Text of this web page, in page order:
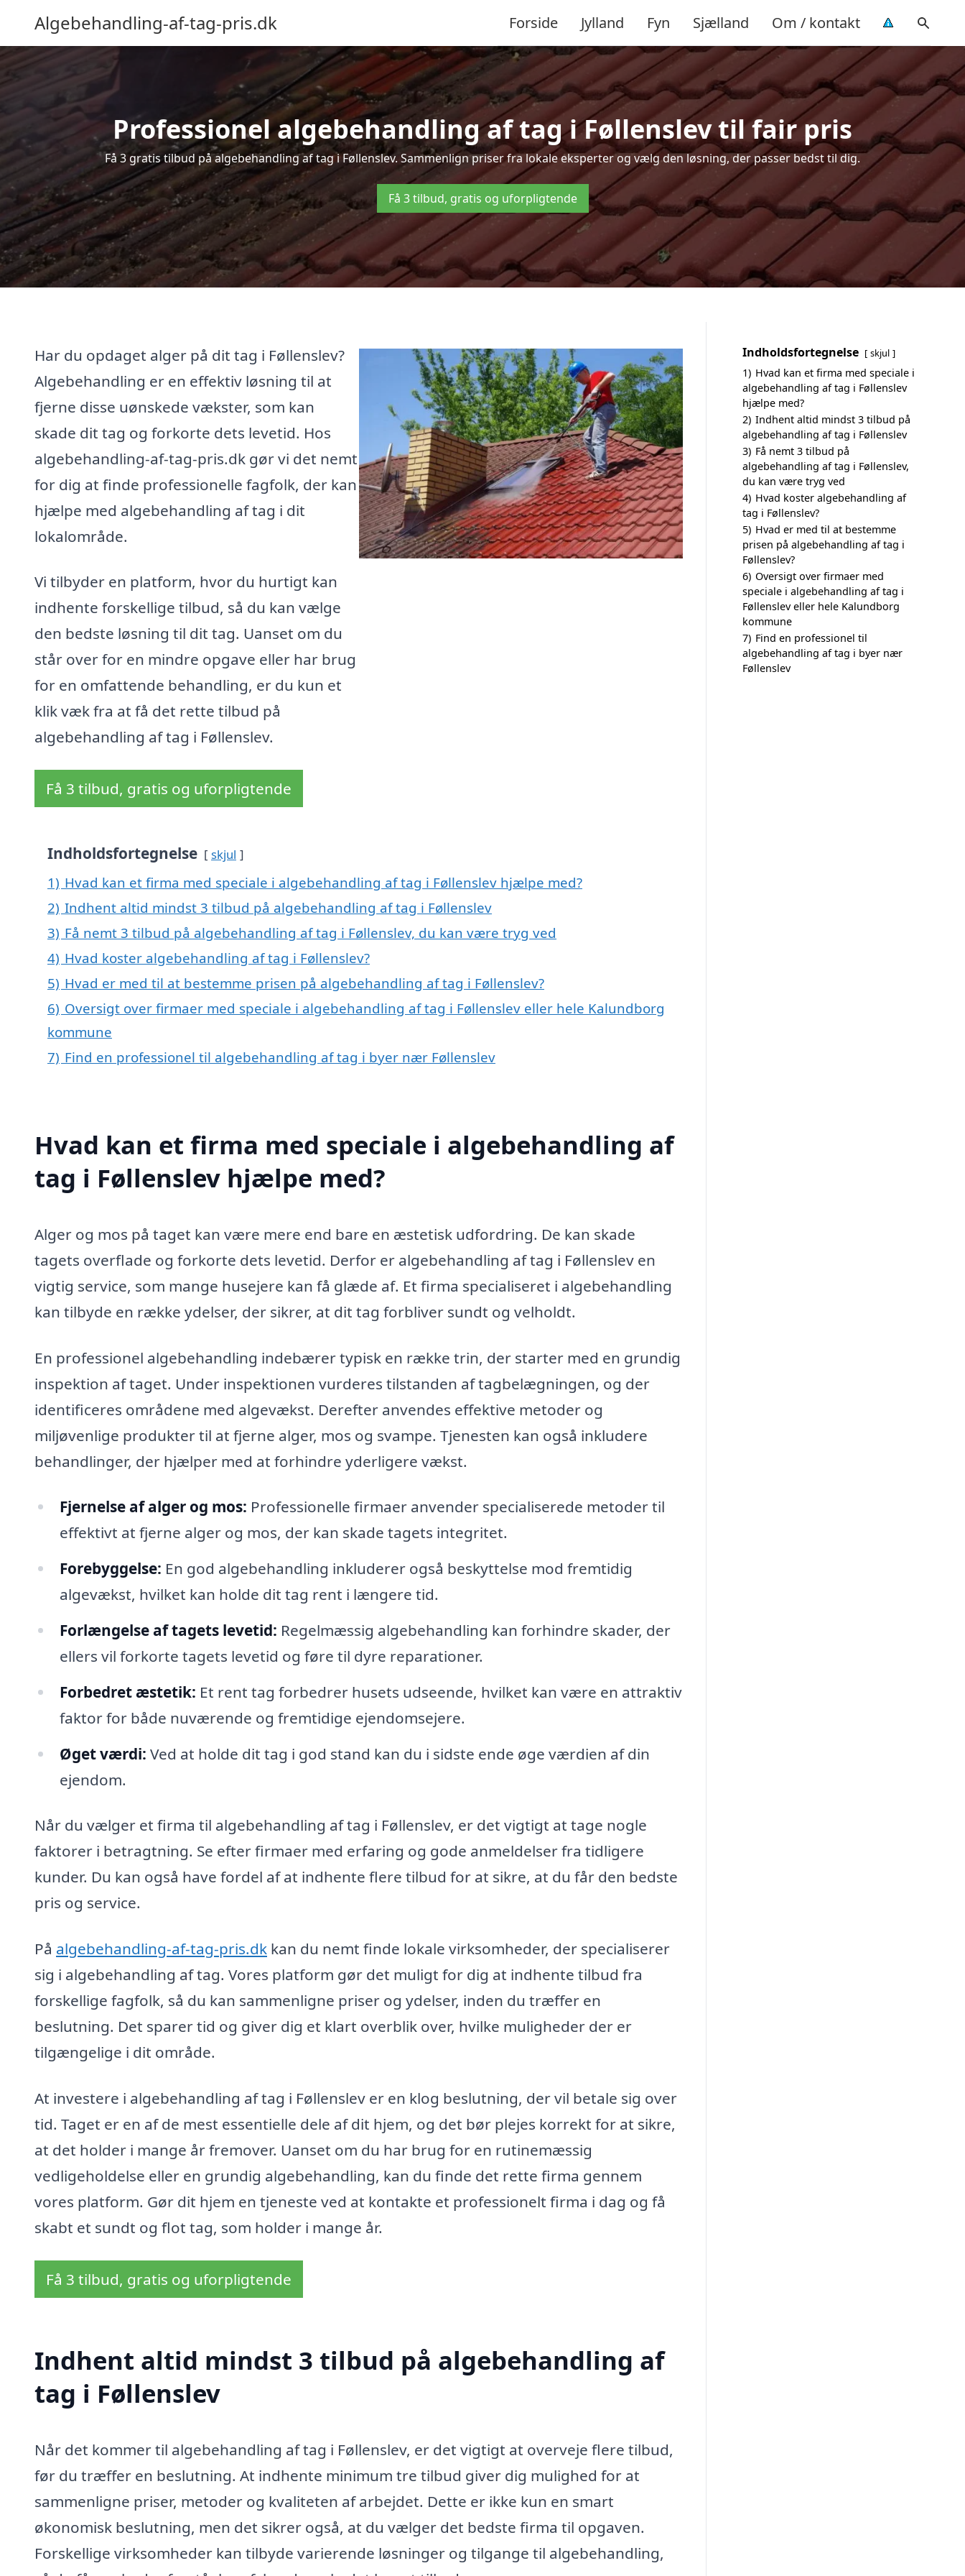
Algebehandling-af-tag-pris.dk Forside Jylland Fyn Sjælland Om / kontakt
Professionel algebehandling af tag i Føllenslev til fair pris
Få 3 gratis tilbud på algebehandling af tag i Føllenslev. Sammenlign priser fra lokale eksperter og vælg den løsning, der passer bedst til dig.
Få 3 tilbud, gratis og uforpligtende
Har du opdaget alger på dit tag i Føllenslev?
Algebehandling er en effektiv løsning til at
fjerne disse uønskede vækster, som kan
skade dit tag og forkorte dets levetid. Hos
algebehandling-af-tag-pris.dk gør vi det nemt
for dig at finde professionelle fagfolk, der kan
hjælpe med algebehandling af tag i dit
lokalområde.
Vi tilbyder en platform, hvor du hurtigt kan
indhente forskellige tilbud, så du kan vælge
den bedste løsning til dit tag. Uanset om du
står over for en mindre opgave eller har brug
for en omfattende behandling, er du kun et
klik væk fra at få det rette tilbud på
algebehandling af tag i Føllenslev.
Få 3 tilbud, gratis og uforpligtende
Indholdsfortegnelse skjul
1) Hvad kan et firma med speciale i algebehandling af tag i Føllenslev hjælpe med?
2) Indhent altid mindst 3 tilbud på algebehandling af tag i Føllenslev
3) Få nemt 3 tilbud på algebehandling af tag i Føllenslev, du kan være tryg ved
4) Hvad koster algebehandling af tag i Føllenslev?
5) Hvad er med til at bestemme prisen på algebehandling af tag i Føllenslev?
6) Oversigt over firmaer med speciale i algebehandling af tag i Føllenslev eller hele Kalundborg
kommune
7) Find en professionel til algebehandling af tag i byer nær Føllenslev
Hvad kan et firma med speciale i algebehandling af
tag i Føllenslev hjælpe med?
Alger og mos på taget kan være mere end bare en æstetisk udfordring. De kan skade
tagets overflade og forkorte dets levetid. Derfor er algebehandling af tag i Føllenslev en
vigtig service, som mange husejere kan få glæde af. Et firma specialiseret i algebehandling
kan tilbyde en række ydelser, der sikrer, at dit tag forbliver sundt og velholdt.
En professionel algebehandling indebærer typisk en række trin, der starter med en grundig
inspektion af taget. Under inspektionen vurderes tilstanden af tagbelægningen, og der
identificeres områdene med algevækst. Derefter anvendes effektive metoder og
miljøvenlige produkter til at fjerne alger, mos og svampe. Tjenesten kan også inkludere
behandlinger, der hjælper med at forhindre yderligere vækst.
Fjernelse af alger og mos: Professionelle firmaer anvender specialiserede metoder til
effektivt at fjerne alger og mos, der kan skade tagets integritet.
Forebyggelse: En god algebehandling inkluderer også beskyttelse mod fremtidig
algevækst, hvilket kan holde dit tag rent i længere tid.
Forlængelse af tagets levetid: Regelmæssig algebehandling kan forhindre skader, der
ellers vil forkorte tagets levetid og føre til dyre reparationer.
Forbedret æstetik: Et rent tag forbedrer husets udseende, hvilket kan være en attraktiv
faktor for både nuværende og fremtidige ejendomsejere.
Øget værdi: Ved at holde dit tag i god stand kan du i sidste ende øge værdien af din
ejendom.
Når du vælger et firma til algebehandling af tag i Føllenslev, er det vigtigt at tage nogle
faktorer i betragtning. Se efter firmaer med erfaring og gode anmeldelser fra tidligere
kunder. Du kan også have fordel af at indhente flere tilbud for at sikre, at du får den bedste
pris og service.
På algebehandling-af-tag-pris.dk kan du nemt finde lokale virksomheder, der specialiserer
sig i algebehandling af tag. Vores platform gør det muligt for dig at indhente tilbud fra
forskellige fagfolk, så du kan sammenligne priser og ydelser, inden du træffer en
beslutning. Det sparer tid og giver dig et klart overblik over, hvilke muligheder der er
tilgængelige i dit område.
At investere i algebehandling af tag i Føllenslev er en klog beslutning, der vil betale sig over
tid. Taget er en af de mest essentielle dele af dit hjem, og det bør plejes korrekt for at sikre,
at det holder i mange år fremover. Uanset om du har brug for en rutinemæssig
vedligeholdelse eller en grundig algebehandling, kan du finde det rette firma gennem
vores platform. Gør dit hjem en tjeneste ved at kontakte et professionelt firma i dag og få
skabt et sundt og flot tag, som holder i mange år.
Få 3 tilbud, gratis og uforpligtende
Indhent altid mindst 3 tilbud på algebehandling af
tag i Føllenslev
Når det kommer til algebehandling af tag i Føllenslev, er det vigtigt at overveje flere tilbud,
før du træffer en beslutning. At indhente minimum tre tilbud giver dig mulighed for at
sammenligne priser, metoder og kvaliteten af arbejdet. Dette er ikke kun en smart
økonomisk beslutning, men det sikrer også, at du vælger det bedste firma til opgaven.
Forskellige virksomheder kan tilbyde varierende løsninger og tilgange til algebehandling,
Indholdsfortegnelse skjul
1) Hvad kan et firma med speciale i
algebehandling af tag i Føllenslev
hjælpe med?
2) Indhent altid mindst 3 tilbud på
algebehandling af tag i Føllenslev
3) Få nemt 3 tilbud på
algebehandling af tag i Føllenslev,
du kan være tryg ved
4) Hvad koster algebehandling af
tag i Føllenslev?
5) Hvad er med til at bestemme
prisen på algebehandling af tag i
Føllenslev?
6) Oversigt over firmaer med
speciale i algebehandling af tag i
Føllenslev eller hele Kalundborg
kommune
7) Find en professionel til
algebehandling af tag i byer nær
Føllenslev